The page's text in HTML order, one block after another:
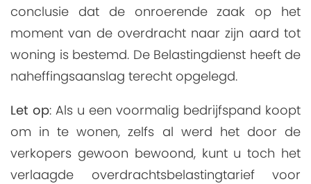
conclusie dat de onroerende zaak op het
moment van de overdracht naar zijn aard tot
woning is bestemd. De Belastingdienst heeft de
naheffingsaanslag terecht opgelegd.
Let op: Als u een voormalig bedrijfspand koopt
om in te wonen, zelfs al werd het door de
verkopers gewoon bewoond, kunt u toch het
verlaagde overdrachtsbelastingtarief voor